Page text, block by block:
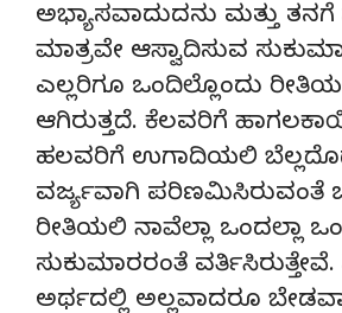
ಅಭ್ಯಾಸವಾದುದನು ಮತ್ತು ತನಗೆ
ಮಾತ್ರವೇ ಆಸ್ವಾದಿಸುವ
ಎಲ್ಲರಿಗೂ ಒಂದಿಲ್ಲೊಂದು
ಆಗಿರುತ್ತದೆ. ಕೆಲವರಿಗೆ
ಹಲವರಿಗೆ ಉಗಾದಿಯಲಿ
ವರ್ಜ್ಯವಾಗಿ ಪರಿಣಮಿಸಿರುವಂತೆ
ರೀತಿಯಲಿ ನಾವೆಲ್ಲಾ ಒಂದಲ್ಲಾ
ಸುಕುಮಾರರಂತೆ
ಅರ್ಥದಲ್ಲಿ ಅಲ್ಲವಾದರೂ